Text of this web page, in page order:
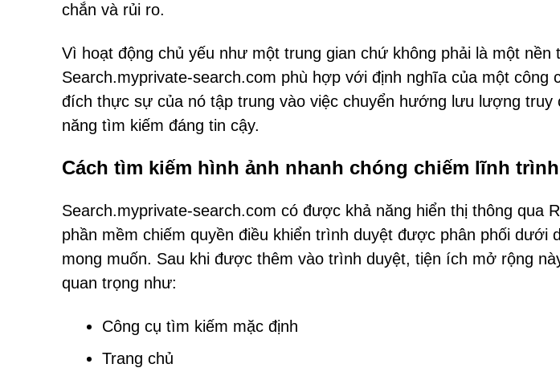
chắn và rủi ro.
Vì hoạt động chủ yếu như một trung gian chứ không phải là một
Search.myprivate-search.com phù hợp với định nghĩa của một công
đích thực sự của nó tập trung vào việc chuyển hướng lưu lượng truy
năng tìm kiếm đáng tin cậy.
Cách tìm kiếm hình ảnh nhanh chóng chiếm lĩnh
Search.myprivate-search.com có được khả năng hiển thị thông qua
phần mềm chiếm quyền điều khiển trình duyệt được phân phối dưới
mong muốn. Sau khi được thêm vào trình duyệt, tiện ích mở rộng
quan trọng như:
Công cụ tìm kiếm mặc định
Trang chủ